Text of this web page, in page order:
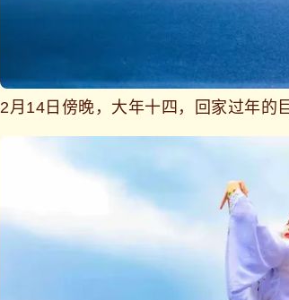
2月14日傍晚，大年十四，回家过年的